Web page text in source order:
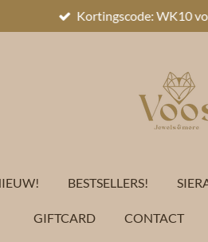
Kortingscode: WK10
BESTSELLERS!
GIFTCARD CONTACT